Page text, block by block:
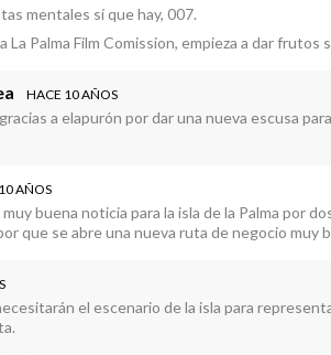
mentales sí que hay, 007.
La Palma Film Comission, empieza a dar frutos
HACE 10 AÑOS
a elapurón por dar una nueva escusa
AÑOS
buena noticia para la isla de la Palma por
que se abre una nueva ruta de negocio muy
el escenario de la isla para